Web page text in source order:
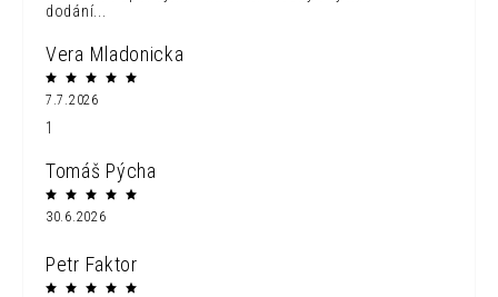
dodání...
Vera Mladonicka
7.7.2026
1
Tomáš Pýcha
30.6.2026
Petr Faktor